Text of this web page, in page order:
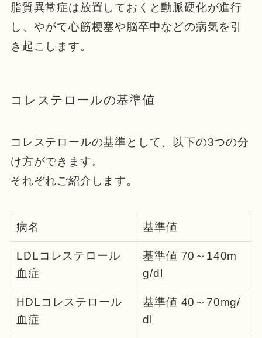
脂質異常症は放置しておくと動脈硬化が進行
し、やがて心筋梗塞や脳卒中などの病気を引
き起こします。
コレステロールの基準値
コレステロールの基準として、以下の3つの分
け方ができます。
それぞれご紹介します。
病名 基準値
LDLコレステロール
血症
基準値 70～140m
g/dl
HDLコレステロール
血症
基準値 40～70mg/
dl